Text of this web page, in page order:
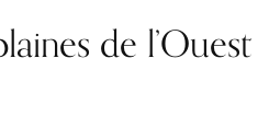
de l’Ouest